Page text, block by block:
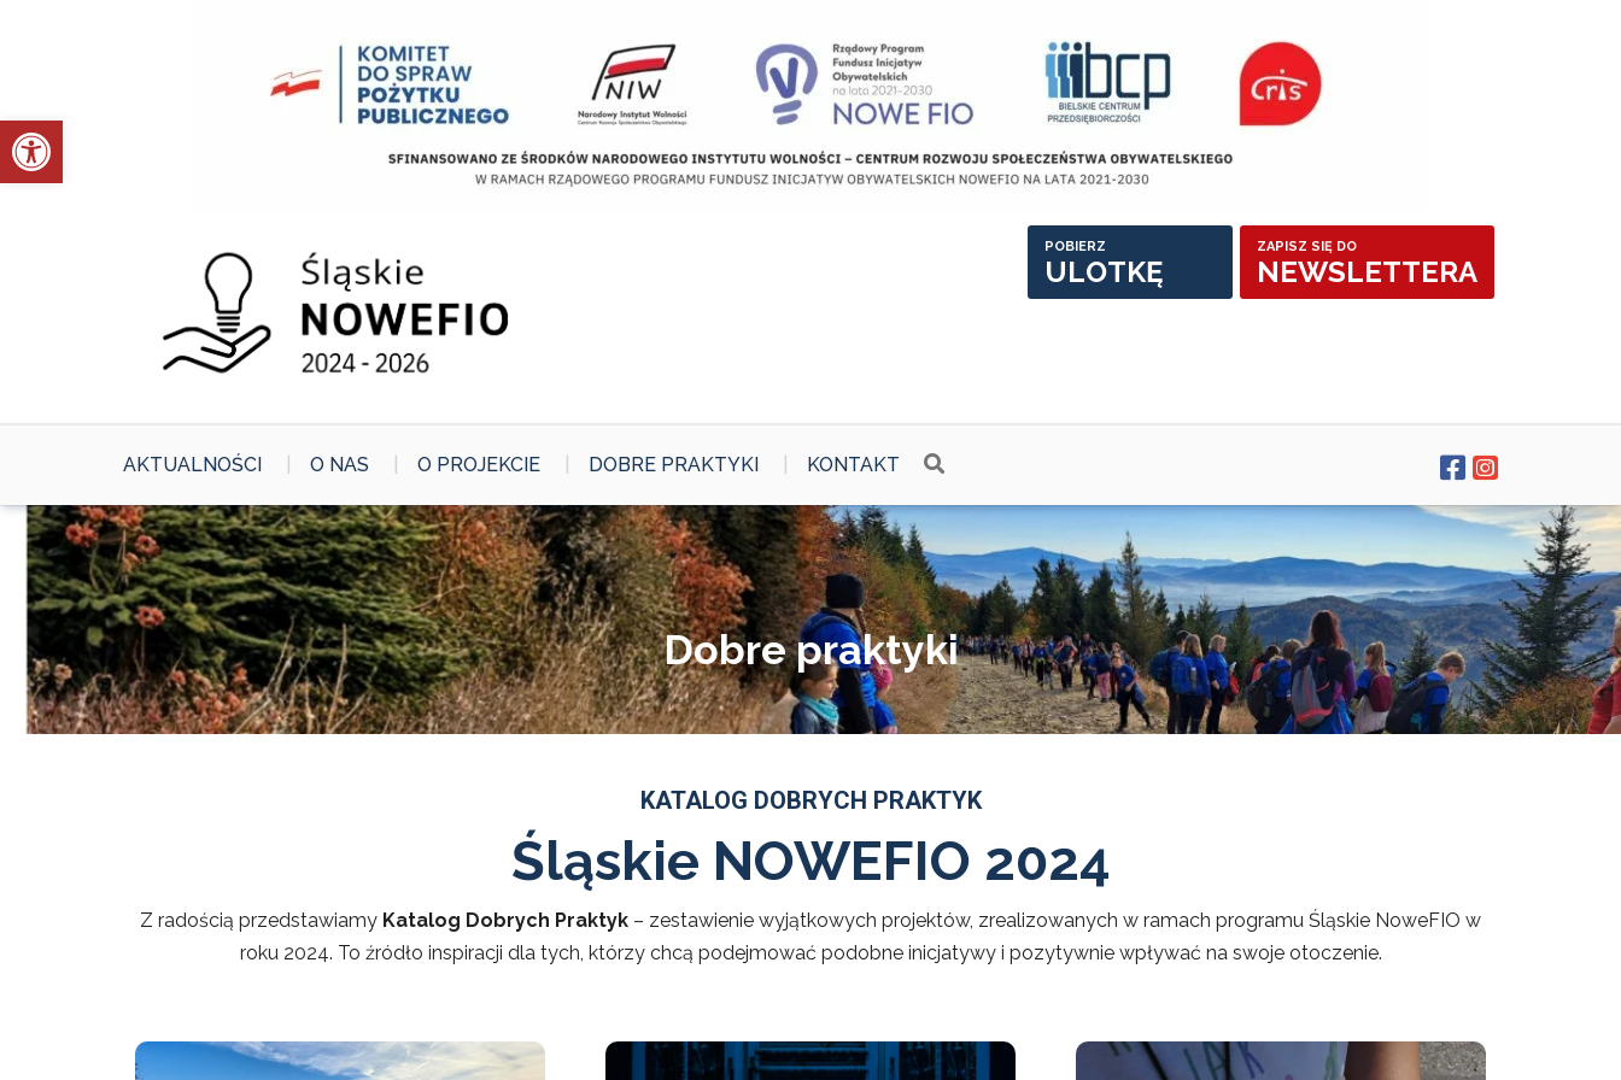
Otwórz pasek narzędzi
POBIERZ
ULOTKĘ
ZAPISZ SIĘ DO
NEWSLETTERA
AKTUALNOŚCI O NAS O PROJEKCIE DOBRE PRAKTYKI KONTAKT
Dobre praktyki
KATALOG DOBRYCH PRAKTYK
Śląskie NOWEFIO 2024
Z radością przedstawiamy Katalog Dobrych Praktyk – zestawienie wyjątkowych projektów, zrealizowanych w ramach programu Śląskie NoweFIO w
roku 2024. To źródło inspiracji dla tych, którzy chcą podejmować podobne inicjatywy i pozytywnie wpływać na swoje otoczenie.